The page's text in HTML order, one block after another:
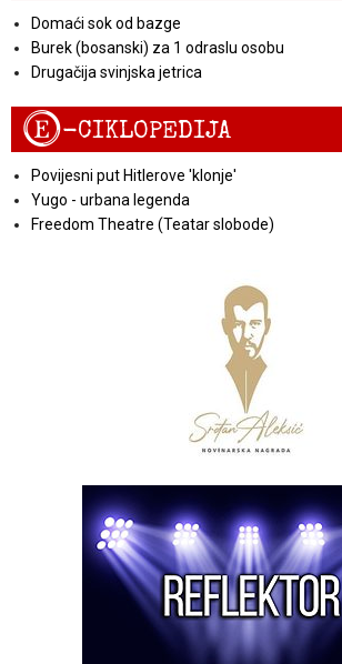
Domaći sok od bazge
Burek (bosanski) za 1 odraslu osobu
Drugačija svinjska jetrica
E-CIKLOPEDIJA
Povijesni put Hitlerove 'klonje'
Yugo - urbana legenda
Freedom Theatre (Teatar slobode)